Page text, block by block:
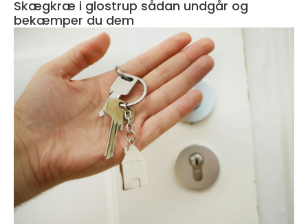
Skægkræ i glostrup sådan undgår og
bekæmper du dem